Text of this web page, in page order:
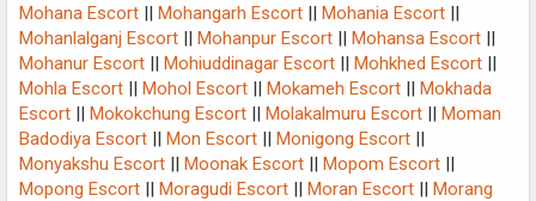
Mohana Escort || Mohangarh Escort || Mohania Escort ||
Mohanlalganj Escort || Mohanpur Escort || Mohansa Escort ||
Mohanur Escort || Mohiuddinagar Escort || Mohkhed Escort ||
Mohla Escort || Mohol Escort || Mokameh Escort || Mokhada
Escort || Mokokchung Escort || Molakalmuru Escort || Moman
Badodiya Escort || Mon Escort || Monigong Escort ||
Monyakshu Escort || Moonak Escort || Mopom Escort ||
Mopong Escort || Moragudi Escort || Moran Escort || Morang